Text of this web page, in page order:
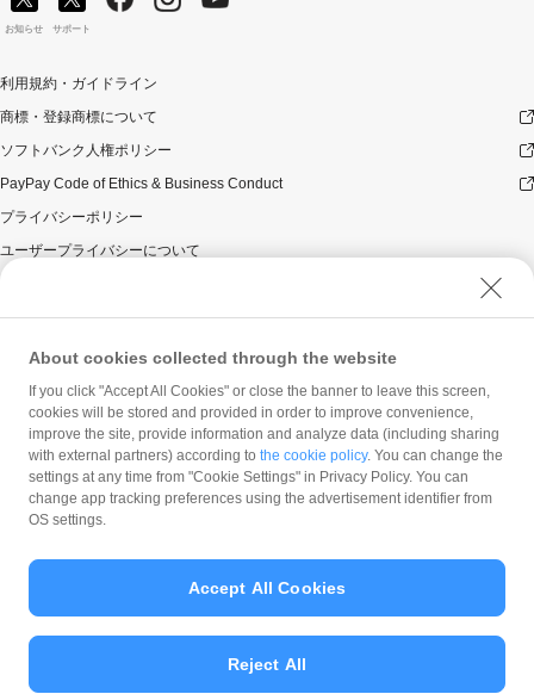
お知らせ サポート
利用規約・ガイドライン
商標・登録商標について
ソフトバンク人権ポリシー
PayPay Code of Ethics & Business Conduct
プライバシーポリシー
ユーザープライバシーについて
ウェブサイト利用規約
反社会的勢力に対する方針
勧誘方針
マネロン等基本方針
カスタマーハラスメントに関する当社の考え方
© PayPay Corporation
About cookies collected through the website
If you click "Accept All Cookies" or close the banner to leave this screen,
cookies will be stored and provided in order to improve convenience,
improve the site, provide information and analyze data (including sharing
with external partners) according to the cookie policy. You can change the
settings at any time from "Cookie Settings" in Privacy Policy. You can
change app tracking preferences using the advertisement identifier from
OS settings.
Reject All
Accept All Cookies